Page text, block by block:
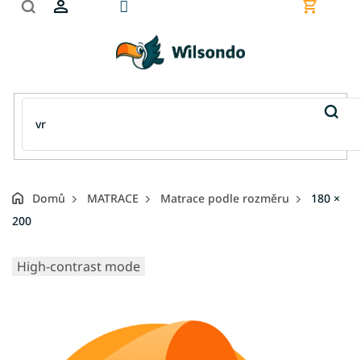
Nákupní
Domů MATRACE Matrace podle rozměru
180 ×
200
High-contrast mode